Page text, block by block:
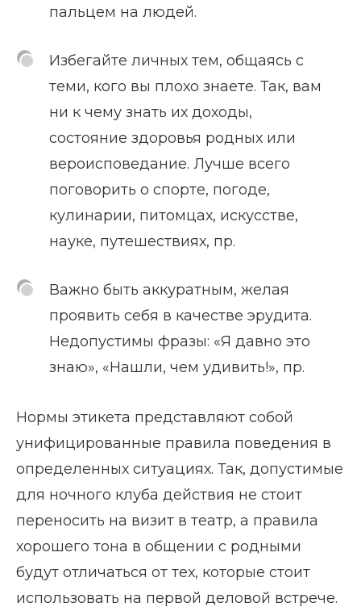
пальцем на людей.
Избегайте личных тем, общаясь с
теми, кого вы плохо знаете. Так, вам
ни к чему знать их доходы,
состояние здоровья родных или
вероисповедание. Лучше всего
поговорить о спорте, погоде,
кулинарии, питомцах, искусстве,
науке, путешествиях, пр.
Важно быть аккуратным, желая
проявить себя в качестве эрудита.
Недопустимы фразы: «Я давно это
знаю», «Нашли, чем удивить!», пр.
Нормы этикета представляют собой
унифицированные правила поведения в
определенных ситуациях. Так, допустимые
для ночного клуба действия не стоит
переносить на визит в театр, а правила
хорошего тона в общении с родными
будут отличаться от тех, которые стоит
использовать на первой деловой встрече.